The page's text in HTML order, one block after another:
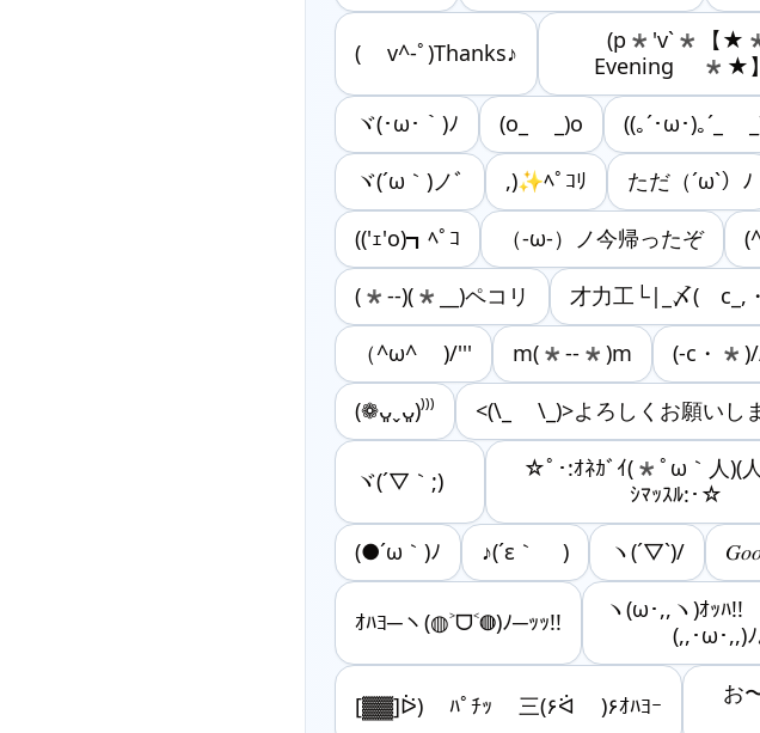
( v^-ﾟ)Thanks♪
(p*'v`*【
Evening *★
ヾ(･ω･｀)ﾉ (o_ _)o ((｡´･ω･)｡´_
ヾ(´ω｀)ノﾞ ,)✨ﾍﾟｺﾘ ただ（´ω`）ﾉ
(('ｪ'o)┓ﾍﾟｺ （-ω-）ノ今帰ったぞ
(*--)(*__)ペコリ 才力工└|_〆(ゝc_,
（^ω^ )/''' m(*--*)m (-c・
(❁ᴗ͈ˬᴗ͈)⁾⁾⁾ <(\_ \_)>よろしくお願いし
ヾ(´▽｀;)ゝ
☆ﾟ･:ｵﾈｶﾞｲ(*ﾟω｀人)(
ｼﾏｯｽﾙ:･☆
(●´ω｀)ﾉ ♪(´ε｀ ) ヽ(´▽`)/
ｵﾊﾖ─ヽ(◍˃ᗜ˂◍)ﾉ─ｯｯ!!
ヽ(ω･,,ヽ)ｵｯﾊ!!
(,,･ω･,,)ﾉ
[▓▓]ᐖ) ﾊﾟﾁｯ 三(۶ᐛ )۶ｵﾊﾖｰ
お